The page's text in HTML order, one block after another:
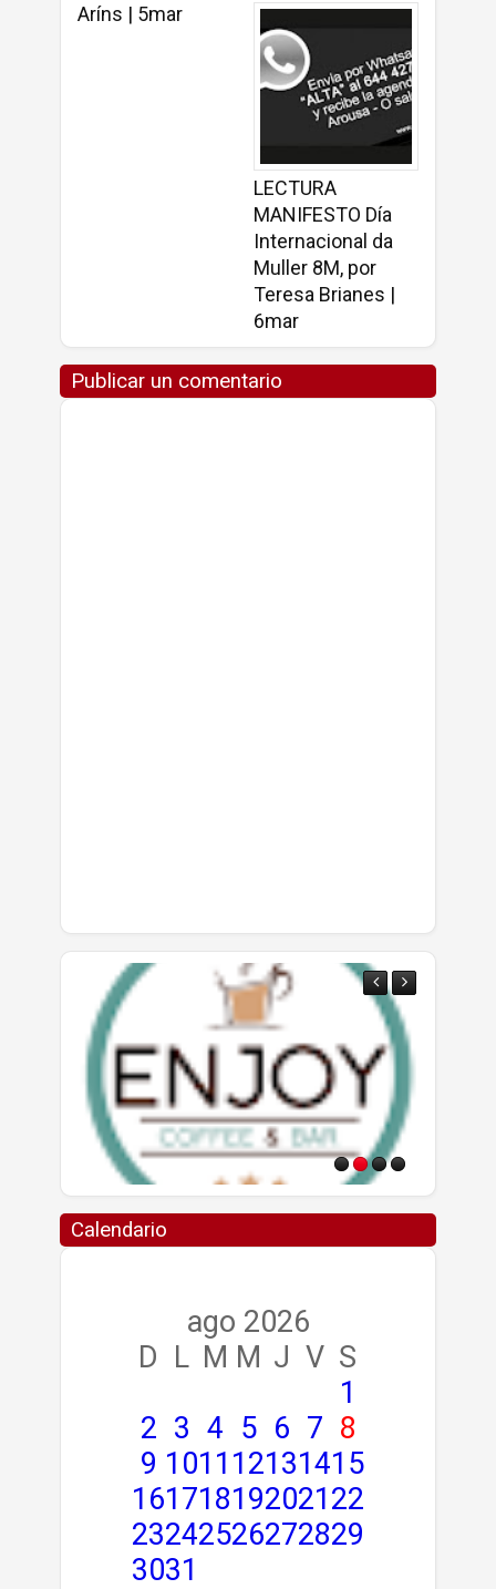
Aríns | 5mar
LECTURA
MANIFESTO Día
Internacional da
Muller 8M, por
Teresa Brianes |
6mar
Publicar un comentario
Calendario
ago 2026
D L M M J V S
1
2 3 4 5 6 7 8
9 1011 12131415
16171819202122
23242526272829
3031